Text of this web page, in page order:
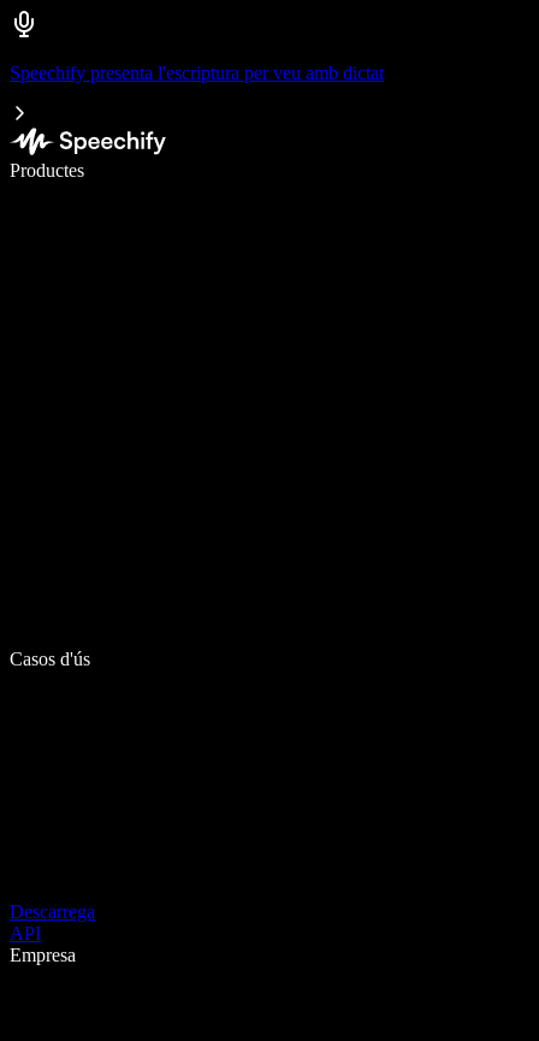
Speechify presenta l'escriptura per veu amb dictat
Productes
Escriu 5× més ràpid amb la veu
Casos d'ús
Descarrega
API
Empresa